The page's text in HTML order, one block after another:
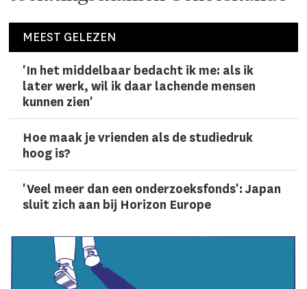
MEEST GELEZEN
'In het middelbaar bedacht ik me: als ik
later werk, wil ik daar lachen­de mensen
kunnen zien'
Hoe maak je vrienden als de studiedruk
hoog is?
'Veel meer dan een onderzoeks­fonds': Japan
sluit zich aan bij Horizon Europe